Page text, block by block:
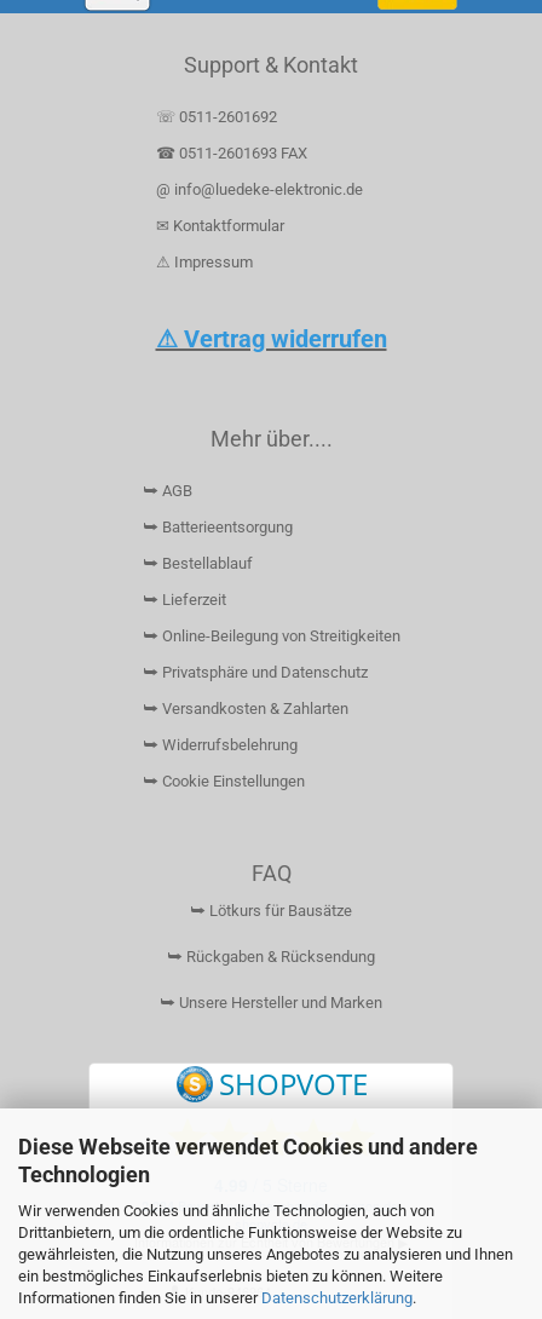
Diese Webseite verwendet Cookies und andere
Technologien
Wir verwenden Cookies und ähnliche Technologien, auch von
Drittanbietern, um die ordentliche Funktionsweise der Website zu
gewährleisten, die Nutzung unseres Angebotes zu analysieren und Ihnen
ein bestmögliches Einkaufserlebnis bieten zu können. Weitere
Informationen finden Sie in unserer Datenschutzerklärung.
Support & Kontakt
☏ 0511-2601692
☎ 0511-2601693 FAX
@ info@luedeke-elektronic.de
✉ Kontaktformular
⚠ Impressum
⚠ Vertrag widerrufen
Mehr über....
⮩ AGB
⮩ Batterieentsorgung
⮩ Bestellablauf
⮩ Lieferzeit
⮩ Online-Beilegung von Streitigkeiten
⮩ Privatsphäre und Datenschutz
⮩ Versandkosten & Zahlarten
⮩ Widerrufsbelehrung
⮩ Cookie Einstellungen
FAQ
⮩ Lötkurs für Bausätze
⮩ Rückgaben & Rücksendung
⮩ Unsere Hersteller und Marken